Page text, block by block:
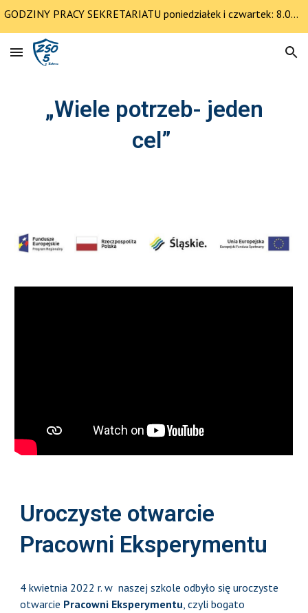
GODZINY PRACY SEKRETARIATU poniedziałek i czwartek: 8.00-12.30 pozostałe dni 8.00-14.00
„Wiele potrzeb- jeden
cel”
Uroczyste otwarcie
Pracowni Eksperymentu
4 kwietnia 2022 r. w naszej szkole odbyło się uroczyste
otwarcie Pracowni Eksperymentu, czyli bogato